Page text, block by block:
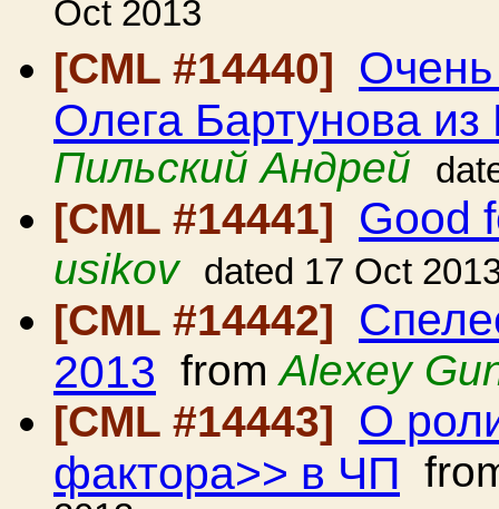
Oct 2013
[CML #14440]
Олега Бартунова
Пильский Андрей
[CML #14441] Good
usikov dated 17 Oct
[CML #14442]
2013 fromAlexey
[CML #14443]
О
фактора>> в ЧП